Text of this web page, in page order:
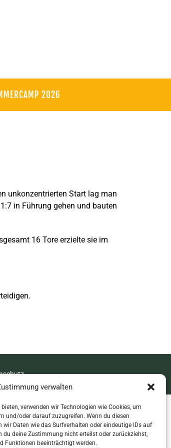
verwalten
verwenden wir Technologien wie Cookies, um
und/oder darauf zuzugreifen. Wenn du diesen
Daten wie das Surfverhalten oder eindeutige IDs auf
du deine Zustimmung nicht erteilst oder zurückziehst,
Funktionen beeinträchtigt werden.
2026
unkonzentrierten Start lag man
in Führung gehen und bauten
16 Tore erzielte sie im